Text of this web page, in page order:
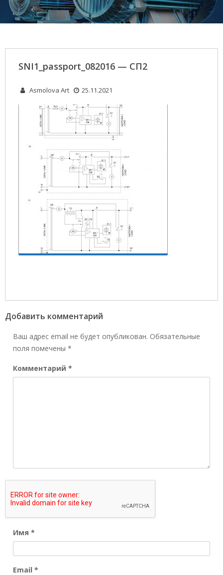
SNI1_passport_082016 — СП2
Asmolova Art 25.11.2021
Добавить комментарий
Ваш адрес email не будет опубликован. Обязательные
поля помечены *
Комментарий *
Имя *
Email *